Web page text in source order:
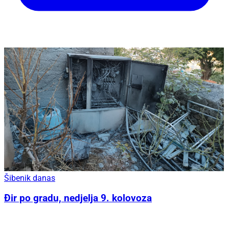
Šibenik danas
Đir po gradu, nedjelja 9. kolovoza